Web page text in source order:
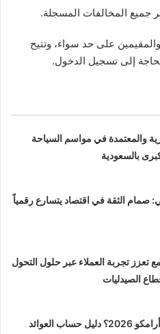
جميع المخالفات المسجلة.
على حد سواء، وتتيح
إلى تسجيل الدخول.
والمعتمدة في مواسم السياحة
بالسعودية
صمام الثقة في اقتصاد يتسارع رقمياً
تعزز تجربة العملاء عبر حلول التحول
الصيدليات
كم ربح سهم أرامكو 2026؟ دليل حساب العوائد